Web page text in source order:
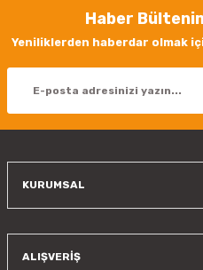
Ürün resmi kalitesiz, bozuk veya
Ürün bilgilerinde hatalar bulunuyor.
Haber
Yeniliklerden haberdar olmak
KURUMSAL
ALIŞVERİŞ